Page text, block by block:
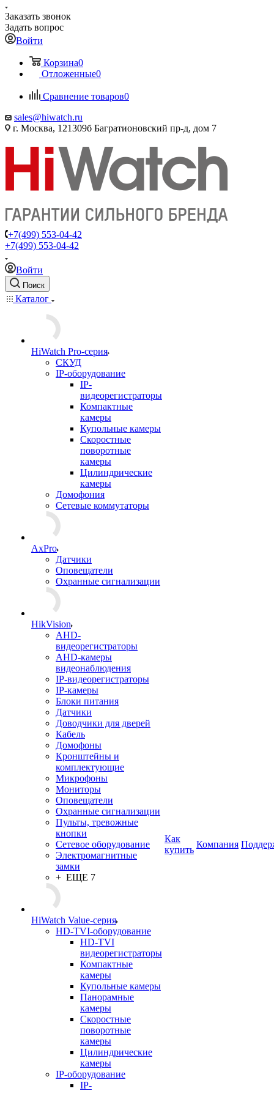
Заказать звонок
Задать вопрос
Войти
Корзина0
Отложенные0
Сравнение товаров0
sales@hiwatch.ru
г. Москва, 121309б Багратионовский пр-д, дом 7
+7(499) 553-04-42
+7(499) 553-04-42
Войти
Поиск
Каталог
HiWatch Pro-серия
CКУД
IP-оборудование
IP-
видеорегистраторы
Компактные
камеры
Купольные камеры
Скоростные
поворотные
камеры
Цилиндрические
камеры
Домофония
Сетевые коммутаторы
AxPro
Датчики
Оповещатели
Охранные сигнализации
HikVision
AHD-
видеорегистраторы
AHD-камеры
видеонаблюдения
IP-видеорегистраторы
IP-камеры
Блоки питания
Датчики
Доводчики для дверей
Кабель
Домофоны
Кронштейны и
комплектующие
Микрофоны
Мониторы
Оповещатели
Охранные сигнализации
Пульты, тревожные
кнопки
Сетевое оборудование
Электромагнитные
замки
+ ЕЩЕ 7
HiWatch Value-серия
HD-TVI-оборудование
HD-TVI
видеорегистраторы
Компактные
камеры
Купольные камеры
Панорамные
камеры
Скоростные
поворотные
камеры
Цилиндрические
камеры
IP-оборудование
IP-
Как
купить
Компания